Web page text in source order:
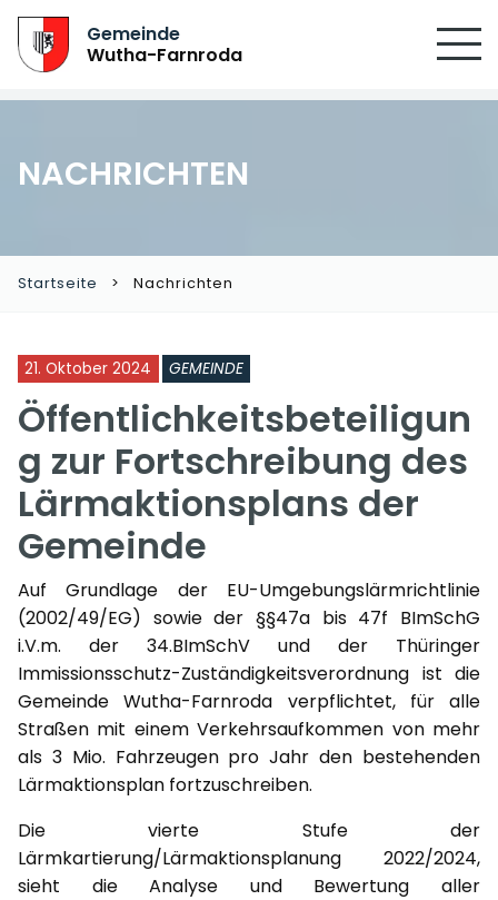
Gemeinde
Wutha-Farnroda
NACHRICHTEN
Startseite Nachrichten
21. Oktober 2024 GEMEINDE
Öffentlichkeitsbeteiligun
g zur Fortschreibung des
Lärmaktionsplans der
Gemeinde
Auf Grundlage der EU-Umgebungslärmrichtlinie
(2002/49/EG) sowie der §§47a bis 47f BImSchG
i.V.m. der 34.BImSchV und der Thüringer
Immissionsschutz-Zuständigkeitsverordnung ist die
Gemeinde Wutha-Farnroda verpflichtet, für alle
Straßen mit einem Verkehrsaufkommen von mehr
als 3 Mio. Fahrzeugen pro Jahr den bestehenden
Lärmaktionsplan fortzuschreiben.
Die vierte Stufe der
Lärmkartierung/Lärmaktionsplanung 2022/2024,
sieht die Analyse und Bewertung aller